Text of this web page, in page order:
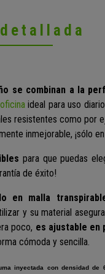
detallada
se combinan a la
ideal para uso
resistentes como por
inmejorable, ¡sólo
para que puedas
de éxito!
en malla
y su material
poco, es ajustable en
cómoda y sencilla.
inyectada con densidad de